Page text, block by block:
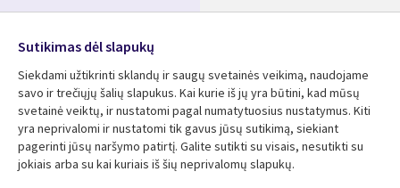
Aljansus
Išteklių centras
Library
Atvejų analizės
Pagalba
Legal
Taisyklės
Media
LITHUANIA
Sutikimas dėl slapukų
Siekdami užtikrinti sklandų ir saugų svetainės veikimą, naudojame
savo ir trečiųjų šalių slapukus. Kai kurie iš jų yra būtini, kad mūsų
svetainė veiktų, ir nustatomi pagal numatytuosius nustatymus. Kiti
yra neprivalomi ir nustatomi tik gavus jūsų sutikimą, siekiant
pagerinti jūsų naršymo patirtį. Galite sutikti su visais, nesutikti su
jokiais arba su kai kuriais iš šių neprivalomų slapukų.